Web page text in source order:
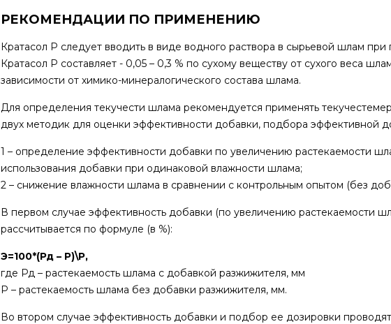
РЕКОМЕНДАЦИИ ПО ПРИМЕНЕНИЮ
Кратасол Р следует вводить в виде водного раствора в сырьевой шлам
Кратасол Р составляет - 0,05 – 0,3 % по сухому веществу от сухого веса
зависимости от химико-минералогического состава шлама.
Для определения текучести шлама рекомендуется применять
двух методик для оценки эффективности добавки, подбора эффективной
1 – определение эффективности добавки по увеличению растекаемости
использования добавки при одинаковой влажности шлама;
2 – снижение влажности шлама в сравнении с контрольным опытом (без
В первом случае эффективность добавки (по увеличению растекаемости
рассчитывается по формуле (в %):
Э=100*(Рд – Р)\Р,
где Рд – растекаемость шлама с добавкой разжижителя, мм
Р – растекаемость шлама без добавки разжижителя, мм.
Во втором случае эффективность добавки и подбор ее дозировки